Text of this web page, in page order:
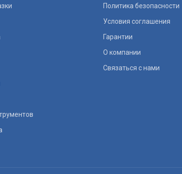
Политика безопасности
Условия соглашения
Гарантии
О компании
Связаться с нами